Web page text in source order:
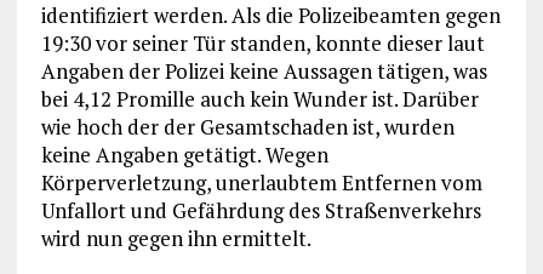
identifiziert werden. Als die Polizeibeamten gegen
19:30 vor seiner Tür standen, konnte dieser laut
Angaben der Polizei keine Aussagen tätigen, was
bei 4,12 Promille auch kein Wunder ist. Darüber
wie hoch der der Gesamtschaden ist, wurden
keine Angaben getätigt. Wegen
Körperverletzung, unerlaubtem Entfernen vom
Unfallort und Gefährdung des Straßenverkehrs
wird nun gegen ihn ermittelt.